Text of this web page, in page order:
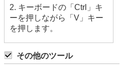
2. キーボードの「Ctrl」キ
ーを押しながら「V」キー
を押します。
その他のツール